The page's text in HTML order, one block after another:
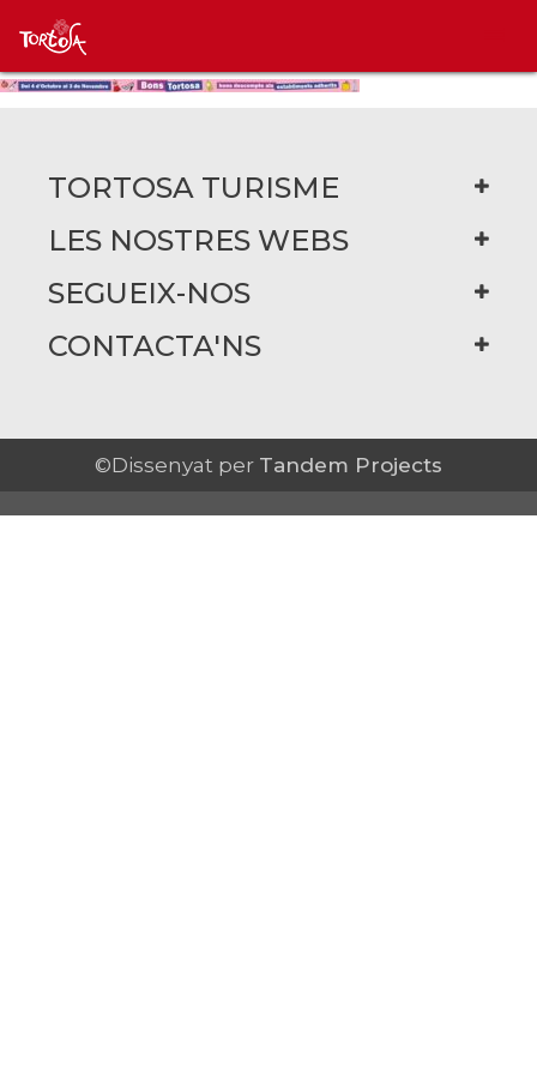
TORTOSA TURISME
LES NOSTRES WEBS
SEGUEIX-NOS
CONTACTA'NS
©Dissenyat per Tandem Projects